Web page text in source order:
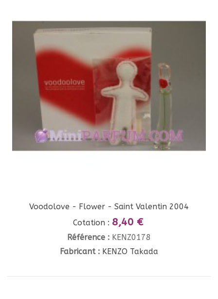
Voodolove - Flower - Saint Valentin 2004
Cotation : 8,40 €
Référence : KENZ0178
Fabricant : KENZO Takada